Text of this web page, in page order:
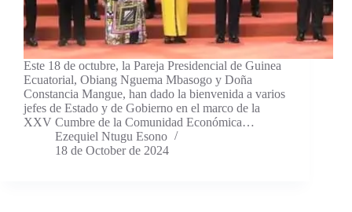
Este 18 de octubre, la Pareja Presidencial de Guinea
Ecuatorial, Obiang Nguema Mbasogo y Doña
Constancia Mangue, han dado la bienvenida a varios
jefes de Estado y de Gobierno en el marco de la
XXV Cumbre de la Comunidad Económica…
Ezequiel Ntugu Esono
18 de October de 2024